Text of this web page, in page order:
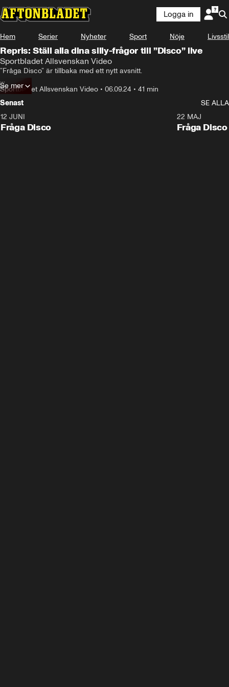
Logga in
Hem Serier Nyheter Sport Nöje Livsstil
Repris: Ställ alla dina silly-frågor till ”Disco” live
Sportbladet Allsvenskan Video
”Fråga Disco” är tillbaka med ett nytt avsnitt.
Den här veckan är hela tre gäster med också.
Medverkande: Hammarbys Pavle Vagic i Bajen, BP:s Alex Timossi
Andersson, Värnamoikonen Freddy Winsth, Daniel ”Disco”
Kristoffersson och Oskar Kiisk.
Sportbladet Allsvenskan Video • 06.09.24 • 41 min
Se mer
Senast
SE ALLA
12 JUNI
Fråga Disco
22 MAJ
Fråga Disco